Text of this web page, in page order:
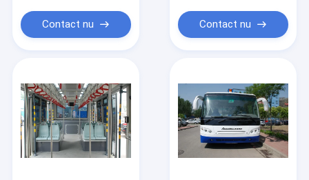
Contact nu Contact nu